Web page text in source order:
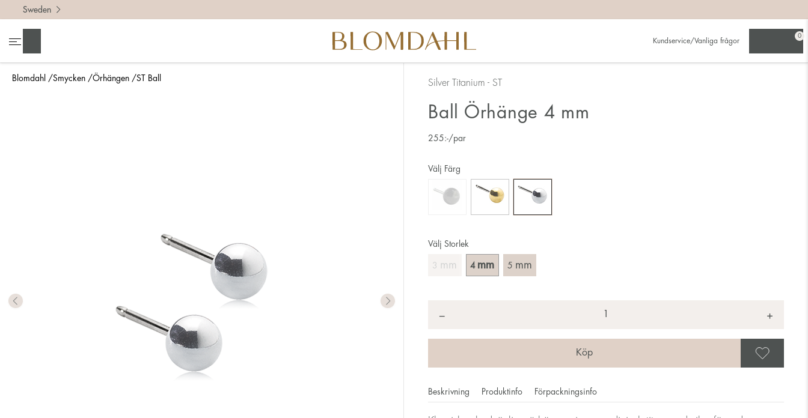
Blomdahl Smycken Örhängen ST Ball
Sweden
Kundservice/Vanliga frågor
0
Silver Titanium - ST
Ball Örhänge 4 mm
255:-/par
Välj Storlek
3 mm 4 mm 5 mm
Välj Färg
− +
Beskrivning Produktinfo Förpackningsinfo